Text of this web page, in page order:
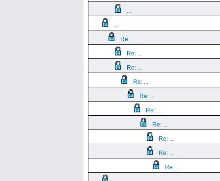
...
...
Re: ...
Re: ...
Re: ...
Re: ...
Re: ...
Re: ...
Re: ...
Re: ...
Re: ...
Re: ...